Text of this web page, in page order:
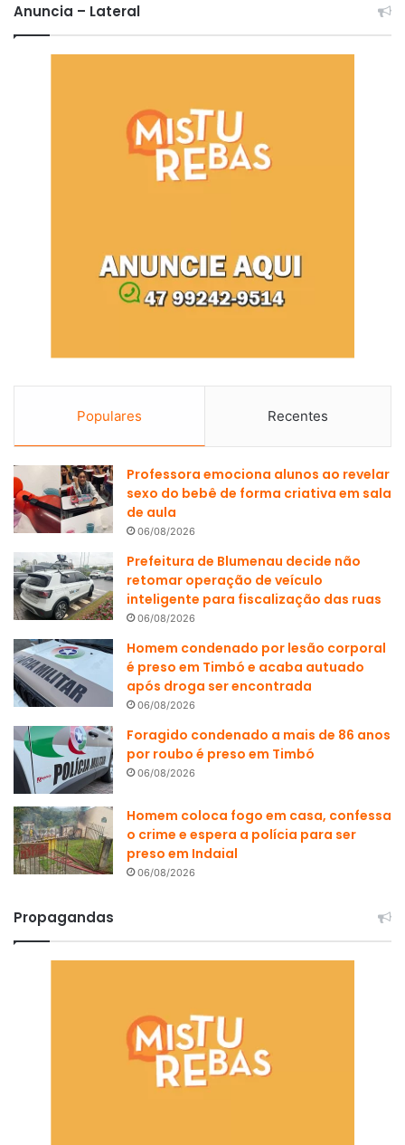
Anuncia – Lateral
Populares Recentes
Professora emociona alunos ao revelar
sexo do bebê de forma criativa em sala
de aula
06/08/2026
Prefeitura de Blumenau decide não
retomar operação de veículo
inteligente para fiscalização das ruas
06/08/2026
Homem condenado por lesão corporal
é preso em Timbó e acaba autuado
após droga ser encontrada
06/08/2026
Foragido condenado a mais de 86 anos
por roubo é preso em Timbó
06/08/2026
Homem coloca fogo em casa, confessa
o crime e espera a polícia para ser
preso em Indaial
06/08/2026
Propagandas